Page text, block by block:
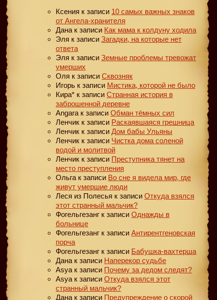
Ксения к записи 10 самых важных знаков
от Ангела-хранителя
Дана к записи Как мама к колдуну ходила
Эля к записи Загадки, на которые нет
ответа
Эля к записи Земные проблемы тревожат
умерших
Оля к записи Сквозняк
Игорь к записи Мистика, которой не было
Кира* к записи Странная история в
заброшенной деревне
Angara к записи Обман тёмных сил
Ленчик к записи Раскаявшаяся грешница
Ленчик к записи Дом бабы Ульяны
Ленчик к записи Чистка дома соленой
водой и молитвой
Ленчик к записи Преступника тянет на
место преступления
Ольга к записи Во сне я видела мир, где
живут умершие люди
Леся из Полесья к записи Откуда взялся
этот странный мальчик?
Фогельгезанг к записи Однажды в
больнице
Фогельгезанг к записи Антирентгеновская
порча
Фогельгезанг к записи Бабушка-вахтерша
Дана к записи Наперекор судьбе
Asya к записи Почему за дедом следят?
Asya к записи Откуда взялся этот
странный мальчик?
Дана к записи Предупреждение о скорой